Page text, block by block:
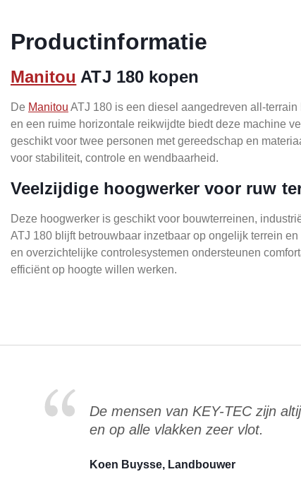
Productinformatie
Manitou ATJ 180 kopen
De Manitou ATJ 180 is een diesel aangedreven all-
en een ruime horizontale reikwijdte biedt deze machine
geschikt voor twee personen met gereedschap en
voor stabiliteit, controle en wendbaarheid.
Veelzijdige hoogwerker voor ruw
Deze hoogwerker is geschikt voor bouwterreinen,
ATJ 180 blijft betrouwbaar inzetbaar op ongelijk terrein
en overzichtelijke controlesystemen ondersteunen
efficiënt op hoogte willen werken.
De mensen van KEY-TEC zijn
en op alle vlakken zeer vlot.
Koen Buysse, Landbouwer